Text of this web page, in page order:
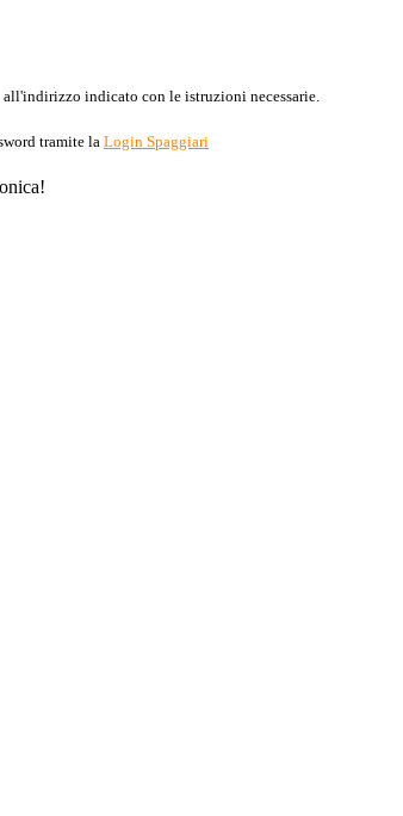
all'indirizzo indicato con le istruzioni necessarie.
tramite la Login Spaggiari